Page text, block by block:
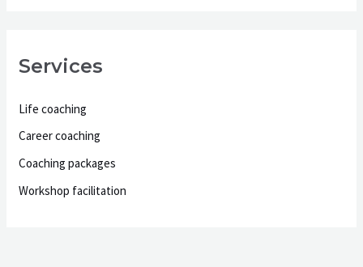
Services
Life coaching
Career coaching
Coaching packages
Workshop facilitation